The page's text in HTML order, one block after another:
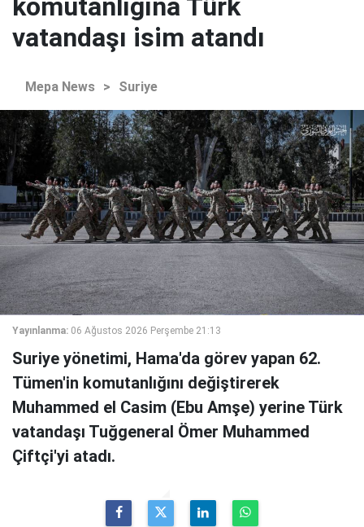
komutanlığına Türk
vatandaşı isim atandı
Mepa News > Suriye
Yayınlanma: 06 Ağustos 2026 Perşembe 21:13
Suriye yönetimi, Hama'da görev yapan 62.
Tümen'in komutanlığını değiştirerek
Muhammed el Casim (Ebu Amşe) yerine Türk
vatandaşı Tuğgeneral Ömer Muhammed
Çiftçi'yi atadı.